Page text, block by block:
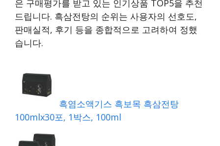
은 구매평가를 받고 있는 인기상품 TOP5을 추천
드립니다. 흑삼전탕의 순위는 사용자의 선호도,
판매실적, 후기 등을 종합적으로 고려하여 정했
습니다.
흑염소액기스 흑보목 흑삼전탕
100mlx30포, 1박스, 100ml